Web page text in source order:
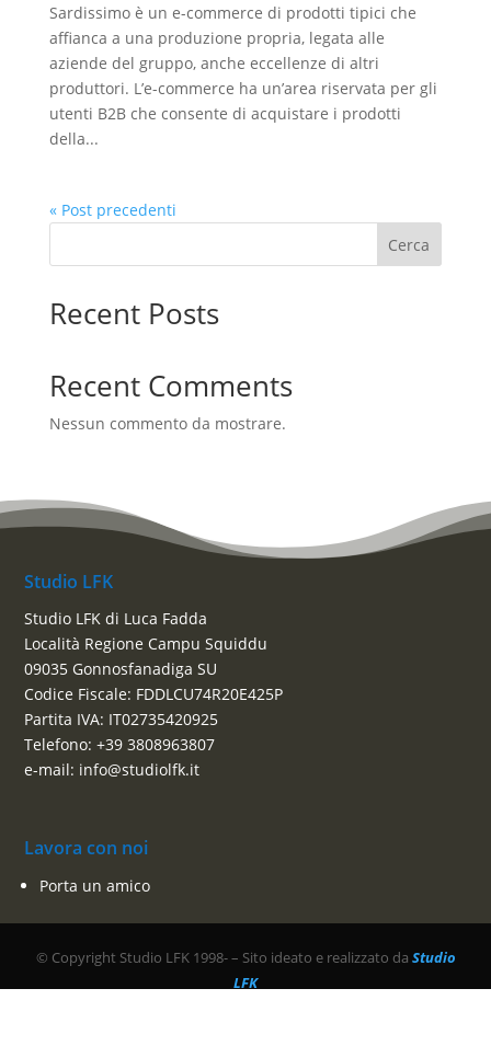
Sardissimo è un e-commerce di prodotti tipici che
affianca a una produzione propria, legata alle
aziende del gruppo, anche eccellenze di altri
produttori. L’e-commerce ha un’area riservata per gli
utenti B2B che consente di acquistare i prodotti
della...
« Post precedenti
Cerca
Recent Posts
Recent Comments
Nessun commento da mostrare.
Studio LFK
Studio LFK di Luca Fadda
Località Regione Campu Squiddu
09035 Gonnosfanadiga SU
Codice Fiscale: FDDLCU74R20E425P
Partita IVA: IT02735420925
Telefono: +39 3808963807
e-mail: info@studiolfk.it
Lavora con noi
Porta un amico
© Copyright Studio LFK 1998-– Sito ideato e realizzato da Studio
LFK